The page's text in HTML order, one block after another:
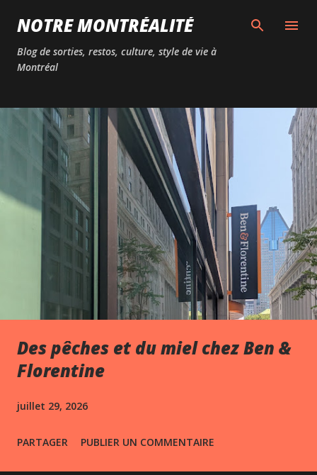
Passer au contenu principal
NOTRE MONTRÉALITÉ
Blog de sorties, restos, culture, style de vie à
Montréal
Des pêches et du miel chez Ben &
Florentine
juillet 29, 2026
PARTAGER PUBLIER UN COMMENTAIRE